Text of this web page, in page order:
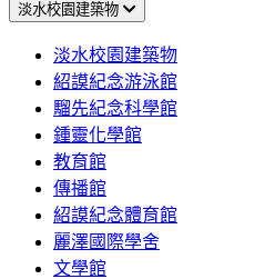
淡水校園建築物
淡水校園建築物
紹謨紀念游泳館
騮先紀念科學館
鍾靈化學館
教育館
傳播館
紹謨紀念體育館
麗澤國際學舍
文學館